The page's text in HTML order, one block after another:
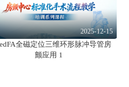
2025-12-15
全磁定位三维环形脉冲导管房
颤应用 1